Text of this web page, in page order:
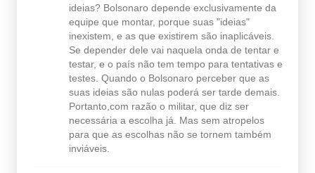
ideias? Bolsonaro depende exclusivamente da
equipe que montar, porque suas "ideias"
inexistem, e as que existirem são inaplicáveis.
Se depender dele vai naquela onda de tentar e
testar, e o país não tem tempo para tentativas e
testes. Quando o Bolsonaro perceber que as
suas ideias são nulas poderá ser tarde demais.
Portanto,com razão o militar, que diz ser
necessária a escolha já. Mas sem atropelos
para que as escolhas não se tornem também
inviáveis.